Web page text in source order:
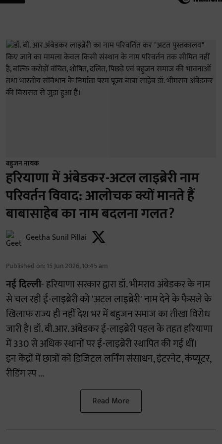
बहुजन नायक
हरियाणा में अंबेडकर-अटल लाइब्रेरी नाम
परिवर्तन विवाद: आलोचक क्यों मानते हैं
बाबासाहेब का नाम बदलना गलत?
Geetha Sunil Pillai
Published on: 15 Jun 2026, 10:45 am
नई दिल्ली- हरियाणा सरकार द्वारा डॉ. भीमराव अंबेडकर के नाम
से चल रही ई-लाइब्रेरी को 'अटल लाइब्रेरी' नाम देने के फैसले के
खिलाफ राज्य ही नहीं देश भर में बहुजन समाज का तीखा विरोध
जारी है। डॉ. बी.आर. अंबेडकर ई-लाइब्रेरी पहल के तहत हरियाणा
में 330 से अधिक स्थानों पर ई-लाइब्रेरी स्थापित की गई थीं।
इन केंद्रों में छात्रों को डिजिटल लर्निंग संसाधन, इंटरनेट, कंप्यूटर,
रीडिंग स्प ...
Read More